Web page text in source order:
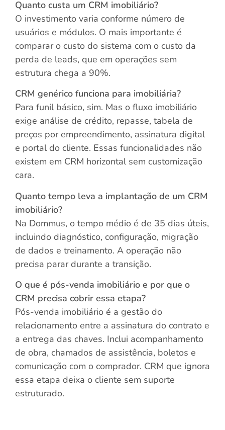
Quanto custa um CRM imobiliário?
O investimento varia conforme número de
usuários e módulos. O mais importante é
comparar o custo do sistema com o custo da
perda de leads, que em operações sem
estrutura chega a 90%.
CRM genérico funciona para imobiliária?
Para funil básico, sim. Mas o fluxo imobiliário
exige análise de crédito, repasse, tabela de
preços por empreendimento, assinatura digital
e portal do cliente. Essas funcionalidades não
existem em CRM horizontal sem customização
cara.
Quanto tempo leva a implantação de um CRM
imobiliário?
Na Dommus, o tempo médio é de 35 dias úteis,
incluindo diagnóstico, configuração, migração
de dados e treinamento. A operação não
precisa parar durante a transição.
O que é pós-venda imobiliário e por que o
CRM precisa cobrir essa etapa?
Pós-venda imobiliário é a gestão do
relacionamento entre a assinatura do contrato e
a entrega das chaves. Inclui acompanhamento
de obra, chamados de assistência, boletos e
comunicação com o comprador. CRM que ignora
essa etapa deixa o cliente sem suporte
estruturado.